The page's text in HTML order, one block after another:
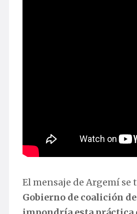
El mensaje de Argemí
Gobierno de coalición